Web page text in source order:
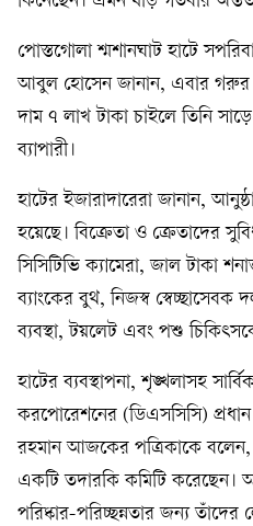
পোস্তগোলা শ্মশানঘাট হাটে
আবুল হোসেন জানান, এবার
দাম ৭ লাখ টাকা চাইলে তিনি
ব্যাপারী।
হাটের ইজারাদারেরা জানান,
হয়েছে। বিক্রেতা ও ক্রেতাদের
সিসিটিভি ক্যামেরা, জাল টাকা
ব্যাংকের বুথ, নিজস্ব স্বেচ্ছাসেবক
ব্যবস্থা, টয়লেট এবং পশু
হাটের ব্যবস্থাপনা, শৃঙ্খলাসহ
করপোরেশনের (ডিএসসিসি) প্রধান
রহমান আজকের পত্রিকাকে বলেন,
একটি তদারকি কমিটি করেছেন।
পরিষ্কার-পরিচ্ছন্নতার জন্য তাঁদের